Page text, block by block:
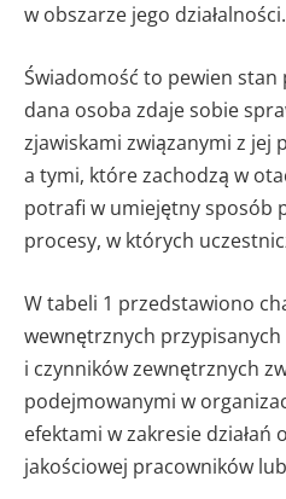
w obszarze jego działalności.
Świadomość to pewien stan
dana osoba zdaje sobie
zjawiskami związanymi z jej
a tymi, które zachodzą w
potrafi w umiejętny sposób
procesy, w których
W tabeli 1 przedstawiono
wewnętrznych
i czynników zewnętrznych
podejmowanymi w
efektami w zakresie
jakościowej pracowników